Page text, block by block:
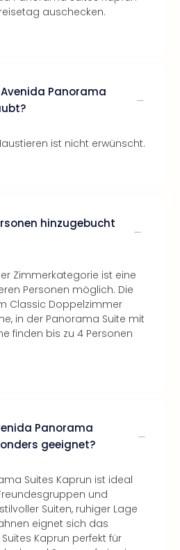
auschecken.
Panorama
ist nicht erwünscht.
hinzugebucht
Zimmerkategorie ist eine
Personen möglich. Die
Classic Doppelzimmer
in der Panorama Suite mit
finden bis zu 4 Personen
Panorama
geeignet?
Suites Kaprun ist ideal
und
Suiten, ruhiger Lage
eignet sich das
Kaprun perfekt für